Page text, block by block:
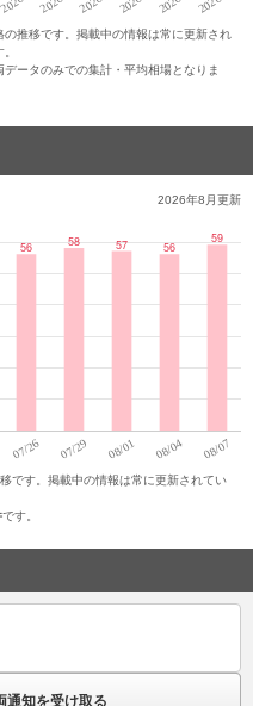
推移です。掲載中の情報は常に更新され
ータのみでの集計・平均相場となりま
2026年8月更新
です。掲載中の情報は常に更新されてい
です。
通知を受け取る